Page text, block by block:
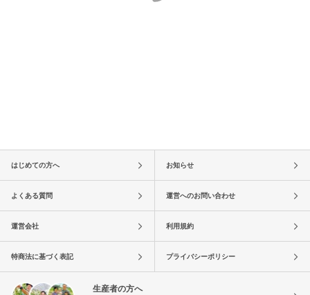
はじめての方へ お知らせ
よくある質問 運営へのお問い合わせ
運営会社 利用規約
特商法に基づく表記 プライバシーポリシー
生産者の方へ